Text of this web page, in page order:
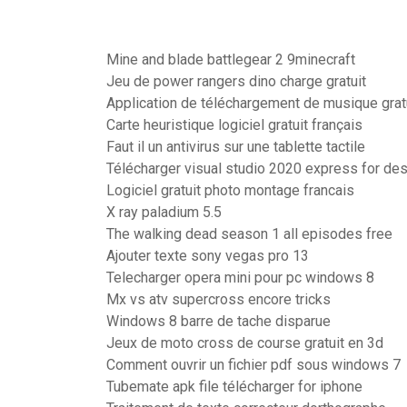
Mine and blade battlegear 2 9minecraft
Jeu de power rangers dino charge gratuit
Application de téléchargement de musique
Carte heuristique logiciel gratuit français
Faut il un antivirus sur une tablette tactile
Télécharger visual studio 2020 express for
Logiciel gratuit photo montage francais
X ray paladium 5.5
The walking dead season 1 all episodes free
Ajouter texte sony vegas pro 13
Telecharger opera mini pour pc windows 8
Mx vs atv supercross encore tricks
Windows 8 barre de tache disparue
Jeux de moto cross de course gratuit en 3d
Comment ouvrir un fichier pdf sous windows 7
Tubemate apk file télécharger for iphone